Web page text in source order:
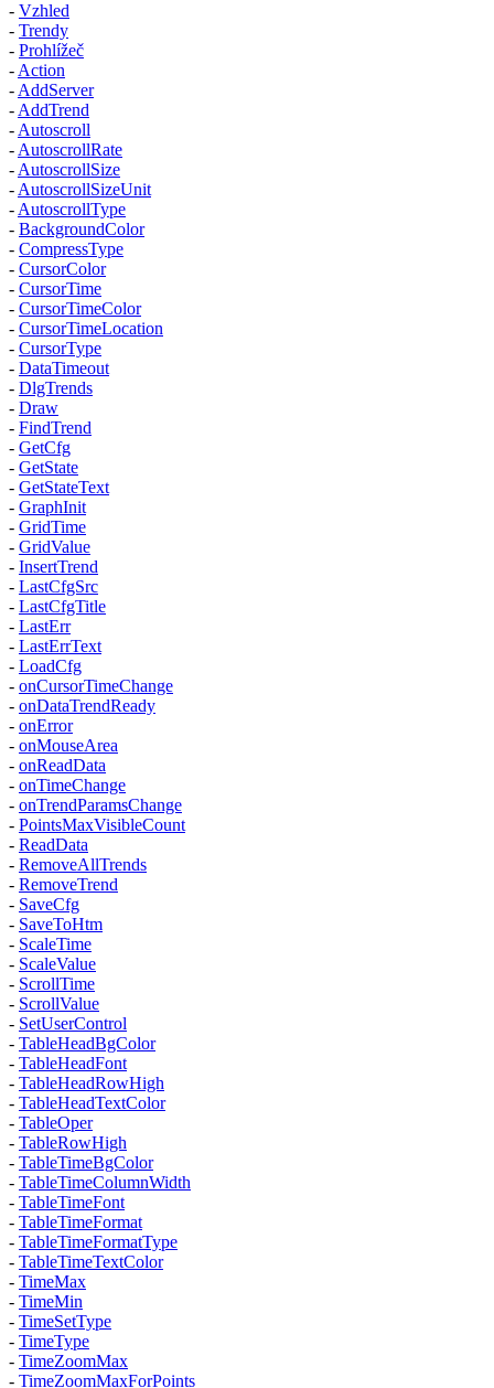
- Vzhled
- Trendy
- Prohlížeč
- Action
- AddServer
- AddTrend
- Autoscroll
- AutoscrollRate
- AutoscrollSize
- AutoscrollSizeUnit
- AutoscrollType
- BackgroundColor
- CompressType
- CursorColor
- CursorTime
- CursorTimeColor
- CursorTimeLocation
- CursorType
- DataTimeout
- DlgTrends
- Draw
- FindTrend
- GetCfg
- GetState
- GetStateText
- GraphInit
- GridTime
- GridValue
- InsertTrend
- LastCfgSrc
- LastCfgTitle
- LastErr
- LastErrText
- LoadCfg
- onCursorTimeChange
- onDataTrendReady
- onError
- onMouseArea
- onReadData
- onTimeChange
- onTrendParamsChange
- PointsMaxVisibleCount
- ReadData
- RemoveAllTrends
- RemoveTrend
- SaveCfg
- SaveToHtm
- ScaleTime
- ScaleValue
- ScrollTime
- ScrollValue
- SetUserControl
- TableHeadBgColor
- TableHeadFont
- TableHeadRowHigh
- TableHeadTextColor
- TableOper
- TableRowHigh
- TableTimeBgColor
- TableTimeColumnWidth
- TableTimeFont
- TableTimeFormat
- TableTimeFormatType
- TableTimeTextColor
- TimeMax
- TimeMin
- TimeSetType
- TimeType
- TimeZoomMax
- TimeZoomMaxForPoints